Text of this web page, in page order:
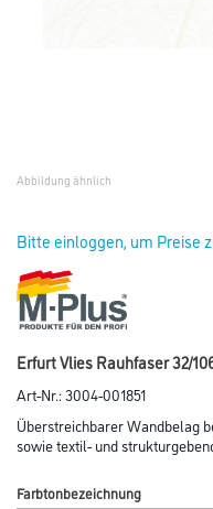
Abbildung ähnlich
Bitte einloggen, um Preise
Erfurt Vlies Rauhfaser 32/
Art-Nr.:3004-001851
Überstreichbarer Wandbelag
sowie textil- und
Farbtonbezeichnung